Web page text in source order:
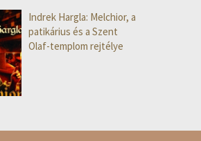
Indrek Hargla: Melchior, a
patikárius és a Szent
Olaf-templom rejtélye